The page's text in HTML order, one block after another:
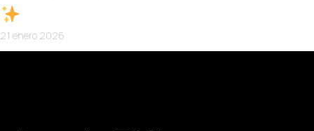
21 enero 2026